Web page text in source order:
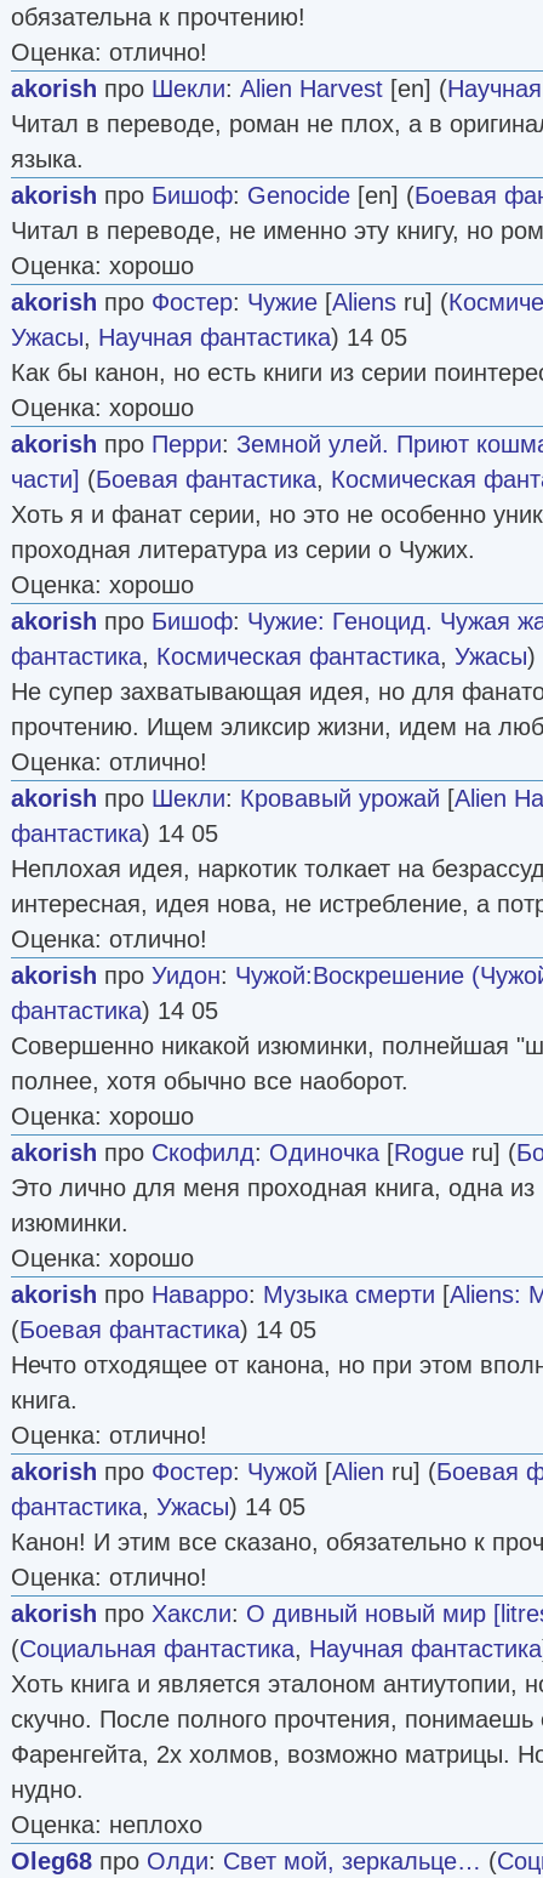
обязательна к прочтению!
Оценка: отлично!
akorish про Шекли: Alien Harvest [en] (
Читал в переводе, роман не плох, а в
языка.
akorish про Бишоф: Genocide [en] (Боевая
Читал в переводе, не именно эту книгу, но
Оценка: хорошо
akorish про Фостер: Чужие [Aliens ru] (
Ужасы, Научная фантастика) 14 05
Как бы канон, но есть книги из серии
Оценка: хорошо
akorish про Перри: Земной улей. Приют
части] (Боевая фантастика, Космическая
Хоть я и фанат серии, но это не особенно
проходная литература из серии о Чужих.
Оценка: хорошо
akorish про Бишоф: Чужие: Геноцид. Чужая
фантастика, Космическая фантастика, Ужасы)
Не супер захватывающая идея, но для
прочтению. Ищем эликсир жизни, идем на
Оценка: отлично!
akorish про Шекли: Кровавый урожай [Alien
фантастика) 14 05
Неплохая идея, наркотик толкает на
интересная, идея нова, не истребление, а
Оценка: отлично!
akorish про Уидон: Чужой:Воскрешение
фантастика) 14 05
Совершенно никакой изюминки, полнейшая
полнее, хотя обычно все наоборот.
Оценка: хорошо
akorish про Скофилд: Одиночка [Rogue ru] (
Это лично для меня проходная книга, одна из
изюминки.
Оценка: хорошо
akorish про Наварро: Музыка смерти [Aliens:
(Боевая фантастика) 14 05
Нечто отходящее от канона, но при этом
книга.
Оценка: отлично!
akorish про Фостер: Чужой [Alien ru] (Боевая
фантастика, Ужасы) 14 05
Канон! И этим все сказано, обязательно к
Оценка: отлично!
akorish про Хаксли: О дивный новый мир
(Социальная фантастика, Научная фантастика
Хоть книга и является эталоном антиутопии,
скучно. После полного прочтения, понимаешь
Фаренгейта, 2х холмов, возможно матрицы.
нудно.
Оценка: неплохо
Oleg68 про Олди: Свет мой, зеркальце… (